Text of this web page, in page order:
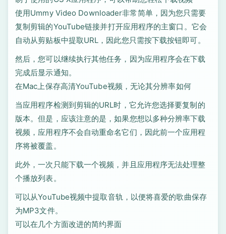
使用Ummy Video Downloader非常简单，因为您只需要
复制剪辑的YouTube链接并打开应用程序的主窗口。它会
自动从剪贴板中提取URL，因此您只需按下载按钮即可。
然后，您可以继续执行其他任务，因为应用程序会在下载
完成后显示通知。
在Mac上保存高清YouTube视频，无论其分辨率如何
当应用程序检测到剪辑的URL时，它允许您选择要复制的
版本。但是，应该注意的是，如果您想以多种分辨率下载
视频，应用程序不会自动重命名它们，因此前一个应用程
序将被覆盖。
此外，一次只能下载一个视频，并且应用程序无法处理整
个播放列表。
可以从YouTube视频中提取音轨，以便将喜爱的歌曲保存
为MP3文件。
可以在几个方面改进的简约界面